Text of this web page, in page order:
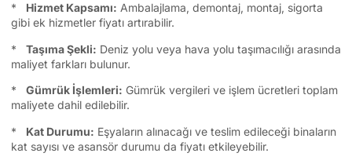
* Hizmet Kapsamı: Ambalajlama, demontaj, montaj, sigorta
gibi ek hizmetler fiyatı artırabilir.
* Taşıma Şekli: Deniz yolu veya hava yolu taşımacılığı arasında
maliyet farkları bulunur.
* Gümrük İşlemleri: Gümrük vergileri ve işlem ücretleri toplam
maliyete dahil edilebilir.
* Kat Durumu: Eşyaların alınacağı ve teslim edileceği binaların
kat sayısı ve asansör durumu da fiyatı etkileyebilir.